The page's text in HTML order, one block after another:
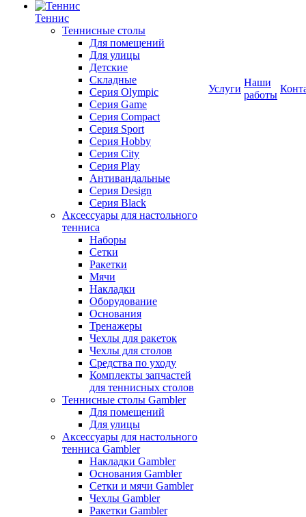
Теннис
Теннисные столы
Для помещений
Для улицы
Детские
Складные
Серия Olympic
Серия Game
Серия Compact
Серия Sport
Серия Hobby
Серия City
Серия Play
Антивандальные
Серия Design
Серия Black
Аксессуары для настольного
тенниса
Наборы
Сетки
Ракетки
Мячи
Накладки
Оборудование
Основания
Тренажеры
Чехлы для ракеток
Чехлы для столов
Средства по уходу
Комплекты запчастей
для теннисных столов
Теннисные столы Gambler
Для помещений
Для улицы
Аксессуары для настольного
тенниса Gambler
Накладки Gambler
Основания Gambler
Сетки и мячи Gambler
Чехлы Gambler
Ракетки Gambler
Услуги
Наши
работы